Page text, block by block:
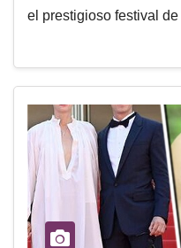
el prestigioso festival